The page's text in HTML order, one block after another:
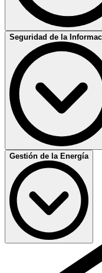
Más información
Formación en
Curso enfocado en la
poner en marcha y
accidentes, cumpla con
laboral.
Desarrolla un enfoque
Mejora la cultura
Más información
Seguridad de la
Formación en
Curso en protección de
diseñar, auditar y
Refuerza la
información.
Conoce los controles y
segura.
Formación esencial ante
Más información
Gestión de la Energía
Formación en